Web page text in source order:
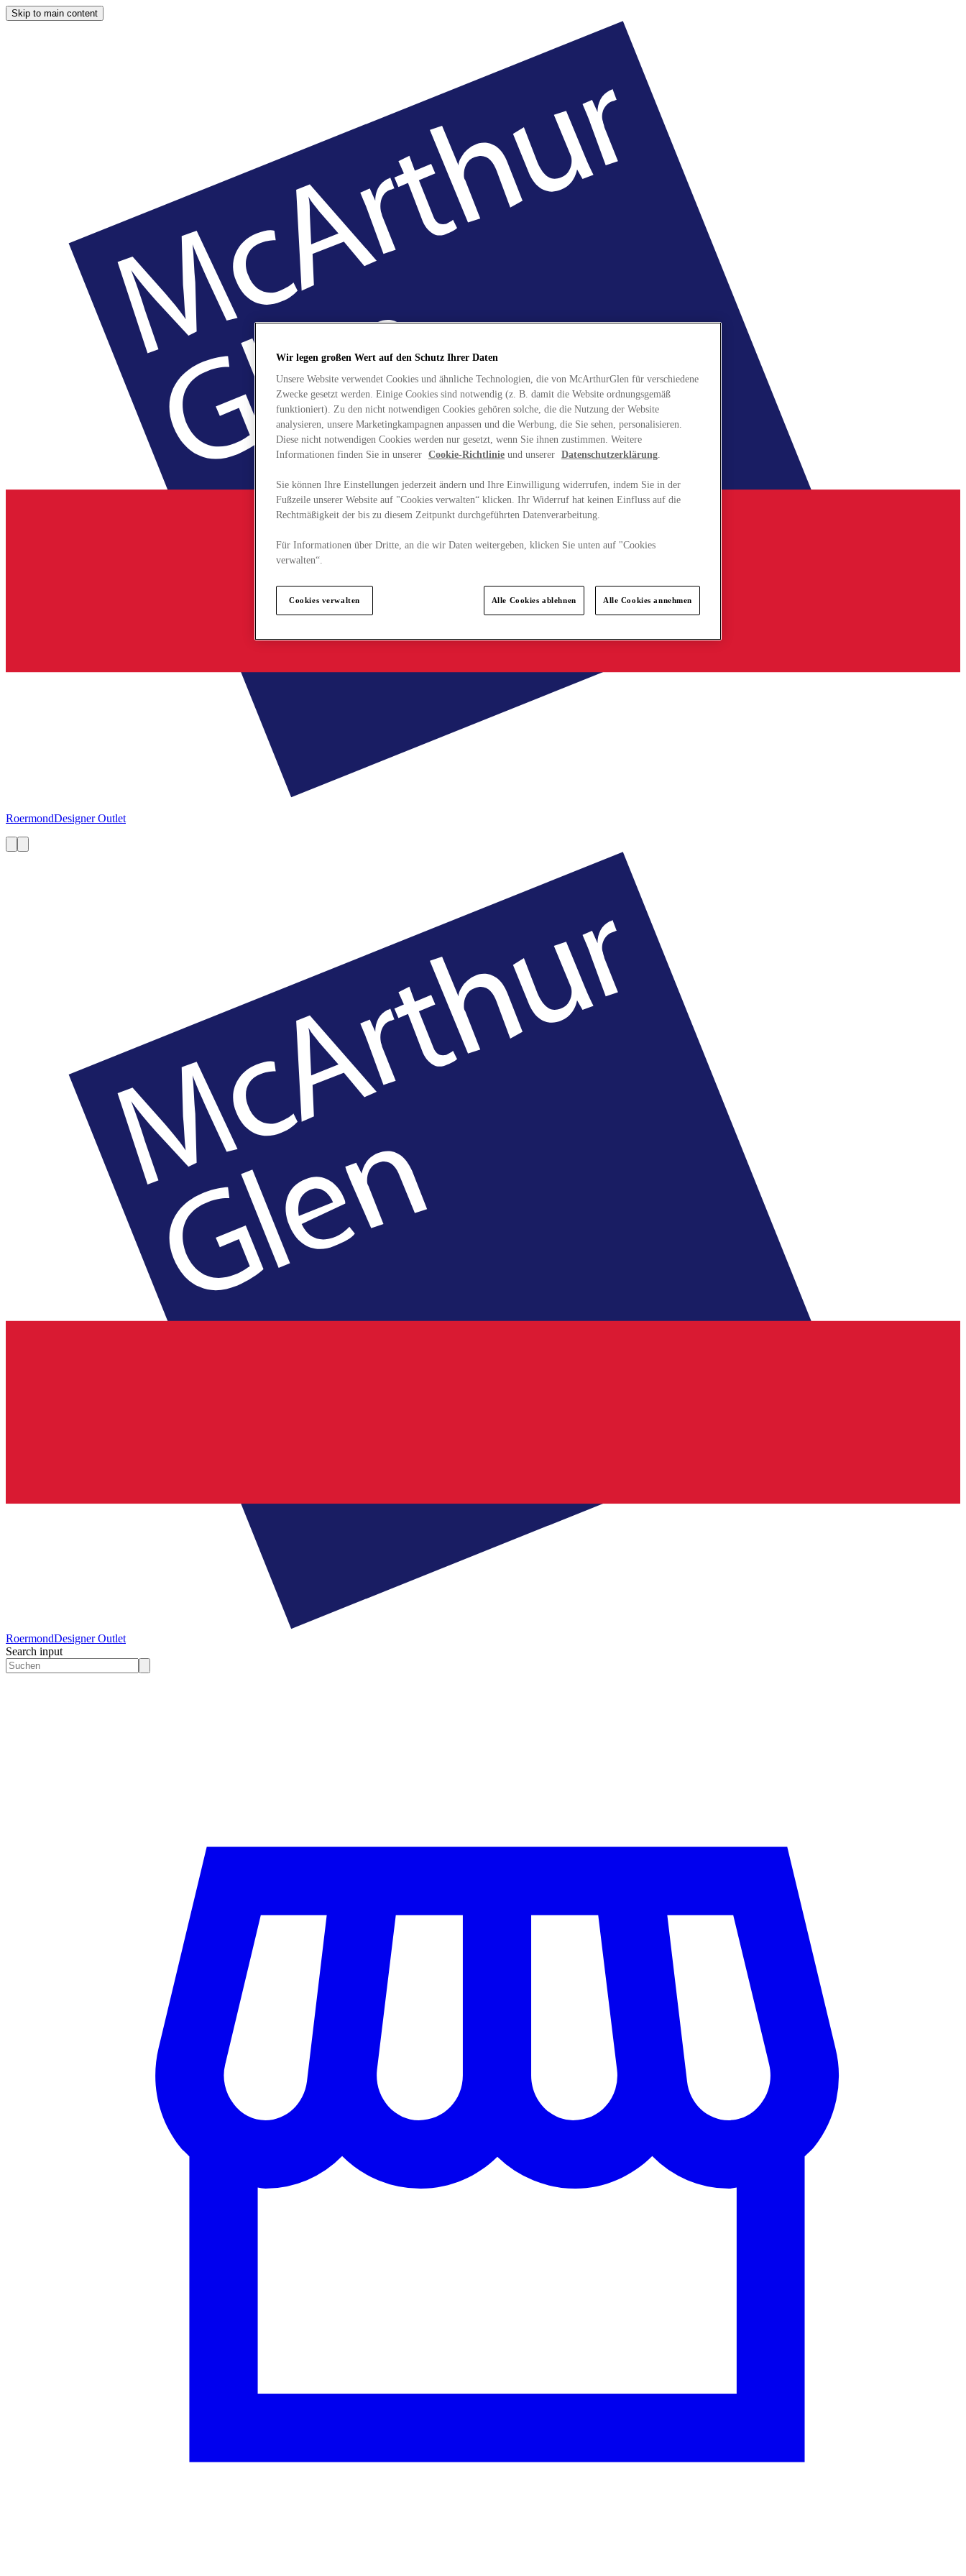
Skip to main content
RoermondDesigner Outlet
RoermondDesigner Outlet
Search input
Wir legen großen Wert auf den Schutz Ihrer Daten
Unsere Website verwendet Cookies und ähnliche Technologien, die von McArthurGlen für verschiedene
Zwecke gesetzt werden. Einige Cookies sind notwendig (z. B. damit die Website ordnungsgemäß
funktioniert). Zu den nicht notwendigen Cookies gehören solche, die die Nutzung der Website
analysieren, unsere Marketingkampagnen anpassen und die Werbung, die Sie sehen, personalisieren.
Diese nicht notwendigen Cookies werden nur gesetzt, wenn Sie ihnen zustimmen. Weitere
Informationen finden Sie in unserer Cookie-Richtlinie und unserer Datenschutzerklärung.
Sie können Ihre Einstellungen jederzeit ändern und Ihre Einwilligung widerrufen, indem Sie in der
Fußzeile unserer Website auf "Cookies verwalten“ klicken. Ihr Widerruf hat keinen Einfluss auf die
Rechtmäßigkeit der bis zu diesem Zeitpunkt durchgeführten Datenverarbeitung.
Für Informationen über Dritte, an die wir Daten weitergeben, klicken Sie unten auf "Cookies
verwalten“.
Cookies verwalten Alle Cookies ablehnen Alle Cookies annehmen